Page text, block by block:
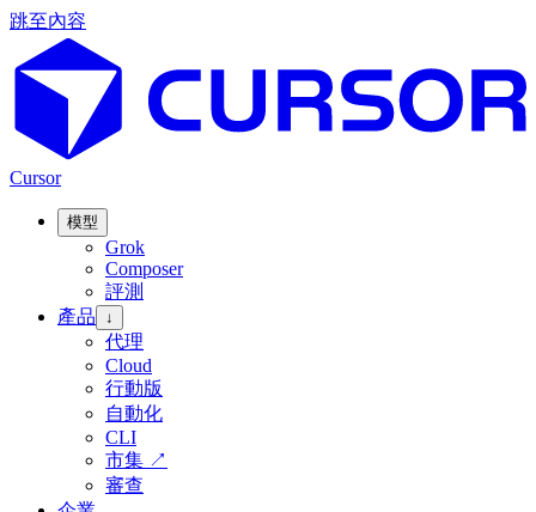
跳至內容
Cursor
模型
Grok
Composer
評測
產品
↓
代理
Cloud
行動版
自動化
CLI
市集 ↗
審查